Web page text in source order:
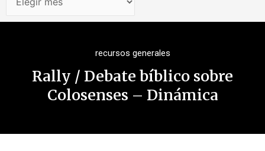
recursos generales
Rally / Debate bíblico sobre
Colosenses – Dinámica